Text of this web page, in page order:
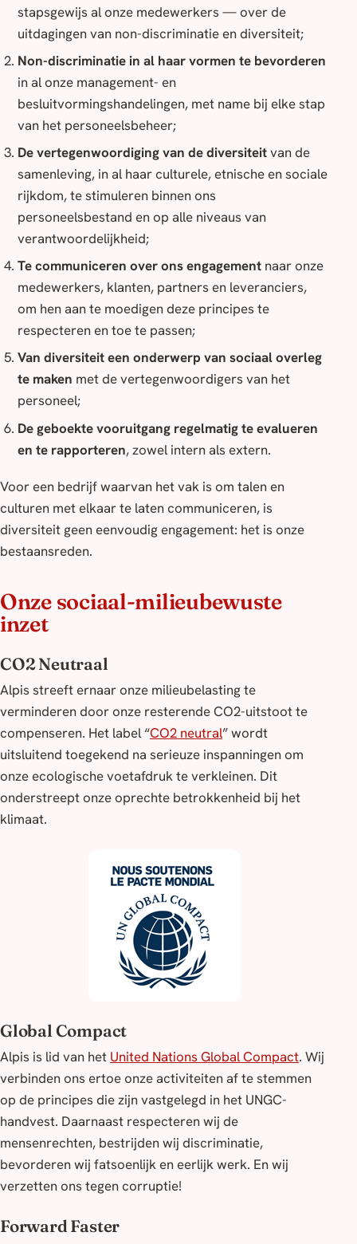
stapsgewijs al onze medewerkers — over de
uitdagingen van non-discriminatie en diversiteit;
Non-discriminatie in al haar vormen te bevorderen
in al onze management- en
besluitvormingshandelingen, met name bij elke stap
van het personeelsbeheer;
De vertegenwoordiging van de diversiteitvan de
samenleving, in al haar culturele, etnische en sociale
rijkdom, te stimuleren binnen ons
personeelsbestand en op alle niveaus van
verantwoordelijkheid;
Te communiceren over ons engagement naar onze
medewerkers, klanten, partners en leveranciers,
om hen aan te moedigen deze principes te
respecteren en toe te passen;
Van diversiteit een onderwerp van sociaal overleg
te maken met de vertegenwoordigers van het
personeel;
De geboekte vooruitgang regelmatig te evalueren
en te rapporteren, zowel intern als extern.
Voor een bedrijf waarvan het vak is om talen en
culturen met elkaar te laten communiceren, is
diversiteit geen eenvoudig engagement: het is onze
bestaansreden.
Onze sociaal-milieubewuste
inzet
CO2 Neutraal
Alpis streeft ernaar onze milieubelasting te
verminderen door onze resterende CO2-uitstoot te
compenseren. Het label “CO2 neutral” wordt
uitsluitend toegekend na serieuze inspanningen om
onze ecologische voetafdruk te verkleinen. Dit
onderstreept onze oprechte betrokkenheid bij het
klimaat.
Global Compact
Alpis is lid van het United Nations Global Compact. Wij
verbinden ons ertoe onze activiteiten af te stemmen
op de principes die zijn vastgelegd in het UNGC-
handvest. Daarnaast respecteren wij de
mensenrechten, bestrijden wij discriminatie,
bevorderen wij fatsoenlijk en eerlijk werk. En wij
verzetten ons tegen corruptie!
Forward Faster